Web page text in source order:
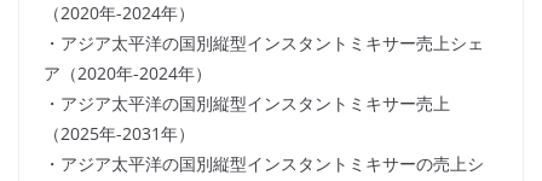
（2020年-2024年）
・アジア太平洋の国別縦型インスタントミキサー売上シェ
ア（2020年-2024年）
・アジア太平洋の国別縦型インスタントミキサー売上
（2025年-2031年）
・アジア太平洋の国別縦型インスタントミキサーの売上シ